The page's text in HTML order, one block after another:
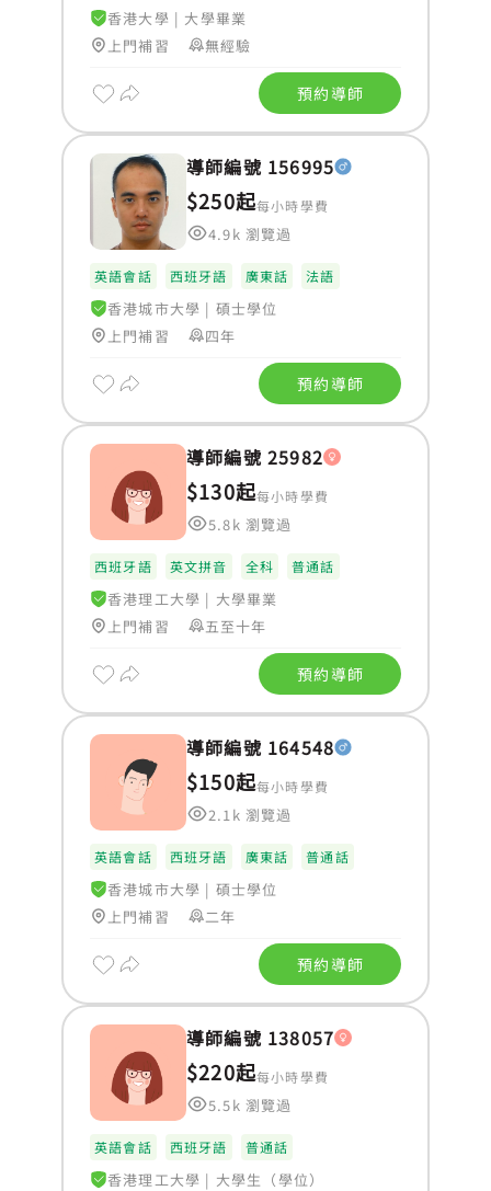
香港大學 | 大學畢業
上門補習
無經驗
預約導師
導師編號 156995
$250起每小時學費
4.9k 瀏覽過
英語會話 西班牙語 廣東話 法語
香港城市大學 | 碩士學位
上門補習
四年
預約導師
導師編號 25982
$130起每小時學費
5.8k 瀏覽過
西班牙語 英文拼音 全科 普通話
香港理工大學 | 大學畢業
上門補習
五至十年
預約導師
導師編號 164548
$150起每小時學費
2.1k 瀏覽過
英語會話 西班牙語 廣東話 普通話
香港城市大學 | 碩士學位
上門補習
二年
預約導師
導師編號 138057
$220起每小時學費
5.5k 瀏覽過
英語會話 西班牙語 普通話
香港理工大學 | 大學生（學位）